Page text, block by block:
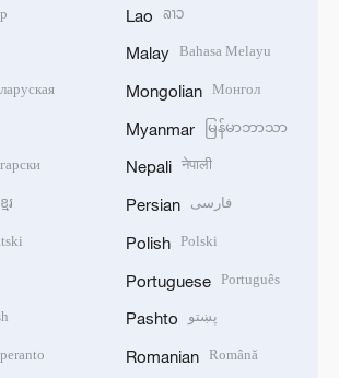
ែរ
Lao ລາວ
Malay Bahasa Melayu
Mongolian Монгол
Myanmar မြန်မာဘာသာ
Nepali नेपाली
Persian فارسی
Polish Polski
Portuguese Português
Pashto پښتو
Romanian Română